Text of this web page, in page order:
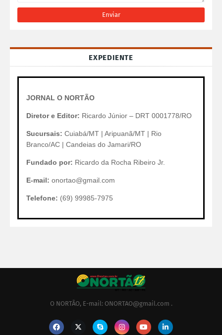
EXPEDIENTE
JORNAL O NORTÃO
Diretor e Editor: Ricardo Júnior – DRT 0001778/RO
Sucursais: Cuiabá/MT | Aripuanã/MT | Rio
Branco/AC | Candeias do Jamari/RO
Fundado por: Ricardo da Rocha Ribeiro Jr.
E-mail: onortao@gmail.com
Telefone: (69) 99985-7975
O NORTÃO, E-mail: ONORTAO@gmail.com .